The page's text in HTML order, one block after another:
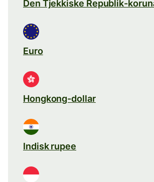
Den Tjekkiske Republik-
Euro
Hongkong-dollar
Indisk rupee